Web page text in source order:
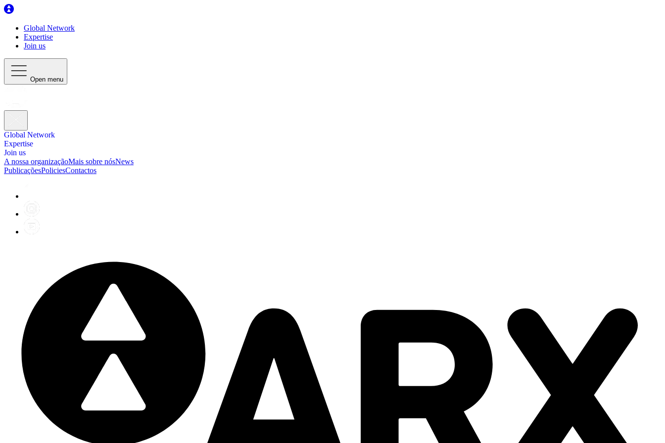
Global Network
Expertise
Join us
Open menu
Global Network
Expertise
Join us
A nossa organizaçãoMais sobre nósNews
PublicaçõesPoliciesContactos